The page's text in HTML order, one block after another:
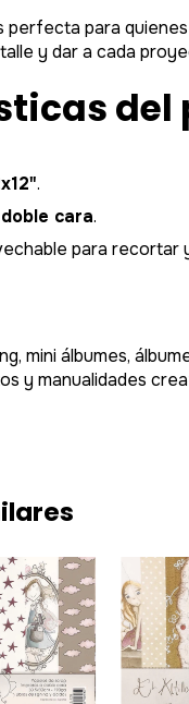
perfecta para
y dar a cada
del
.
cara.
para recortar
mini álbumes,
y manualidades